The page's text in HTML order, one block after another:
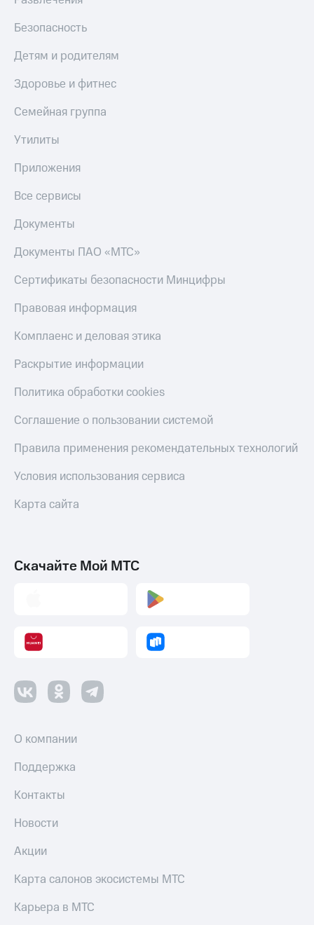
скидки
Все
Безопасность
Детям и родителям
Здоровье и фитнес
Семейная группа
Утилиты
Приложения
Все сервисы
Документы
Документы ПАО «МТС»
Сертификаты безопасности Минцифры
Правовая информация
Комплаенс и деловая этика
Раскрытие информации
Политика обработки cookies
Соглашение о пользовании системой
Правила применения рекомендательных технологий
Условия использования сервиса
Карта сайта
Скачайте Мой МТС
О компании
Поддержка
Контакты
Новости
Акции
Карта салонов экосистемы МТС
Карьера в МТС